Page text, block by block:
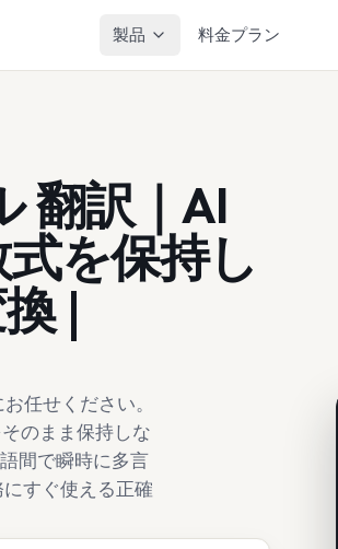
製品 料金プラン
翻訳｜AI
を保持し
|
任せください。
のまま保持しな
間で瞬時に多言
すぐ使える正確